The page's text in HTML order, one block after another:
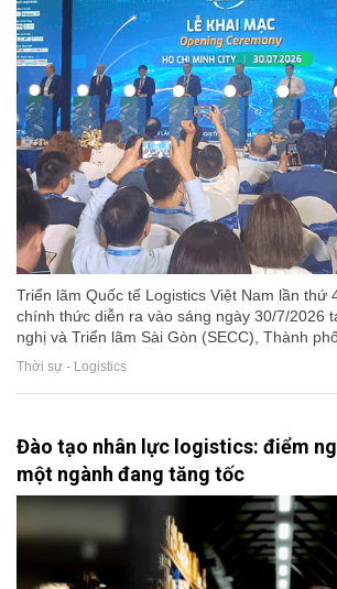
Triển lãm Quốc tế Logistics Việt Nam lần thứ
chính thức diễn ra vào sáng ngày 30/7/2026
nghị và Triển lãm Sài Gòn (SECC), Thành
Thời sự - Logistics
Đào tạo nhân lực logistics: điểm
một ngành đang tăng tốc